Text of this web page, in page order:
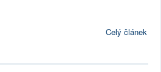
Celý článek